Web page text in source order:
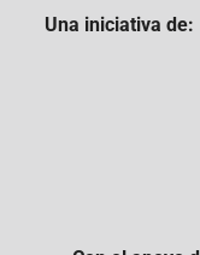
Una iniciativa de: